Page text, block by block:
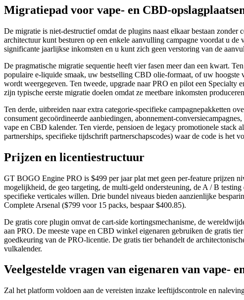
Migratiepad voor vape- en CBD-
De migratie is niet-destructief omdat de plugins naast elkaar bestaan
architectuur kunt besturen op een enkele aanvulling campagne voordat u
significante jaarlijkse inkomsten en u kunt zich geen verstoring van de
De pragmatische migratie sequentie heeft vier fasen meer dan een kwart.
populaire e-liquide smaak, uw bestselling CBD olie-formaat, of uw hoogste
wordt weergegeven. Ten tweede, upgrade naar PRO en pilot een
zijn typische eerste migratie doelen omdat ze meetbare inkomsten
Ten derde, uitbreiden naar extra categorie-specifieke campagnepakketten
consument gecoördineerde aanbiedingen, abonnement-
vape en CBD kalender. Ten vierde, pensioen de legacy promotionele
partnerships, specifieke tijdschrift partnerschapscodes) waar de code is
Prijzen en licentiestructuur
GT BOGO Engine PRO is $499 per jaar plat met geen per-feature prijzen
mogelijkheid, de geo targeting, de multi-geld ondersteuning, de A / B
specifieke verticales willen. Drie bundel niveaus bieden aanzienlijke
Complete Arsenal ($799 voor 15 packs, bespaar $400.85).
De gratis core plugin omvat de cart-side kortingsmechanisme, de
aan PRO. De meeste vape en CBD winkel eigenaren gebruiken de gratis
goedkeuring van de PRO-licentie. De gratis tier behandelt de
vulkalender.
Veelgestelde vragen van eigenaren van vape-
Zal het platform voldoen aan de vereisten inzake leeftijdscontrole en